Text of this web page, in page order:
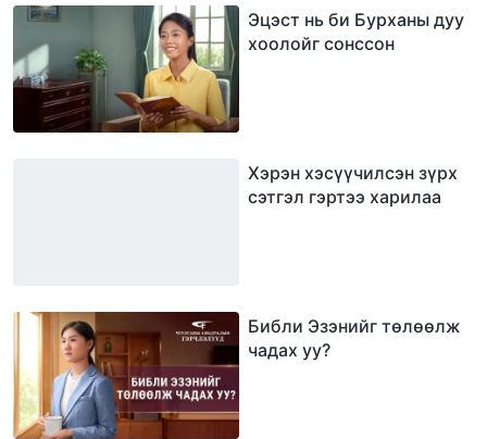
Эцэст нь би Бурханы дуу
хоолойг сонссон
Хэрэн хэсүүчилсэн зүрх
сэтгэл гэртээ харилаа
Библи Эзэнийг төлөөлж
чадах уу?